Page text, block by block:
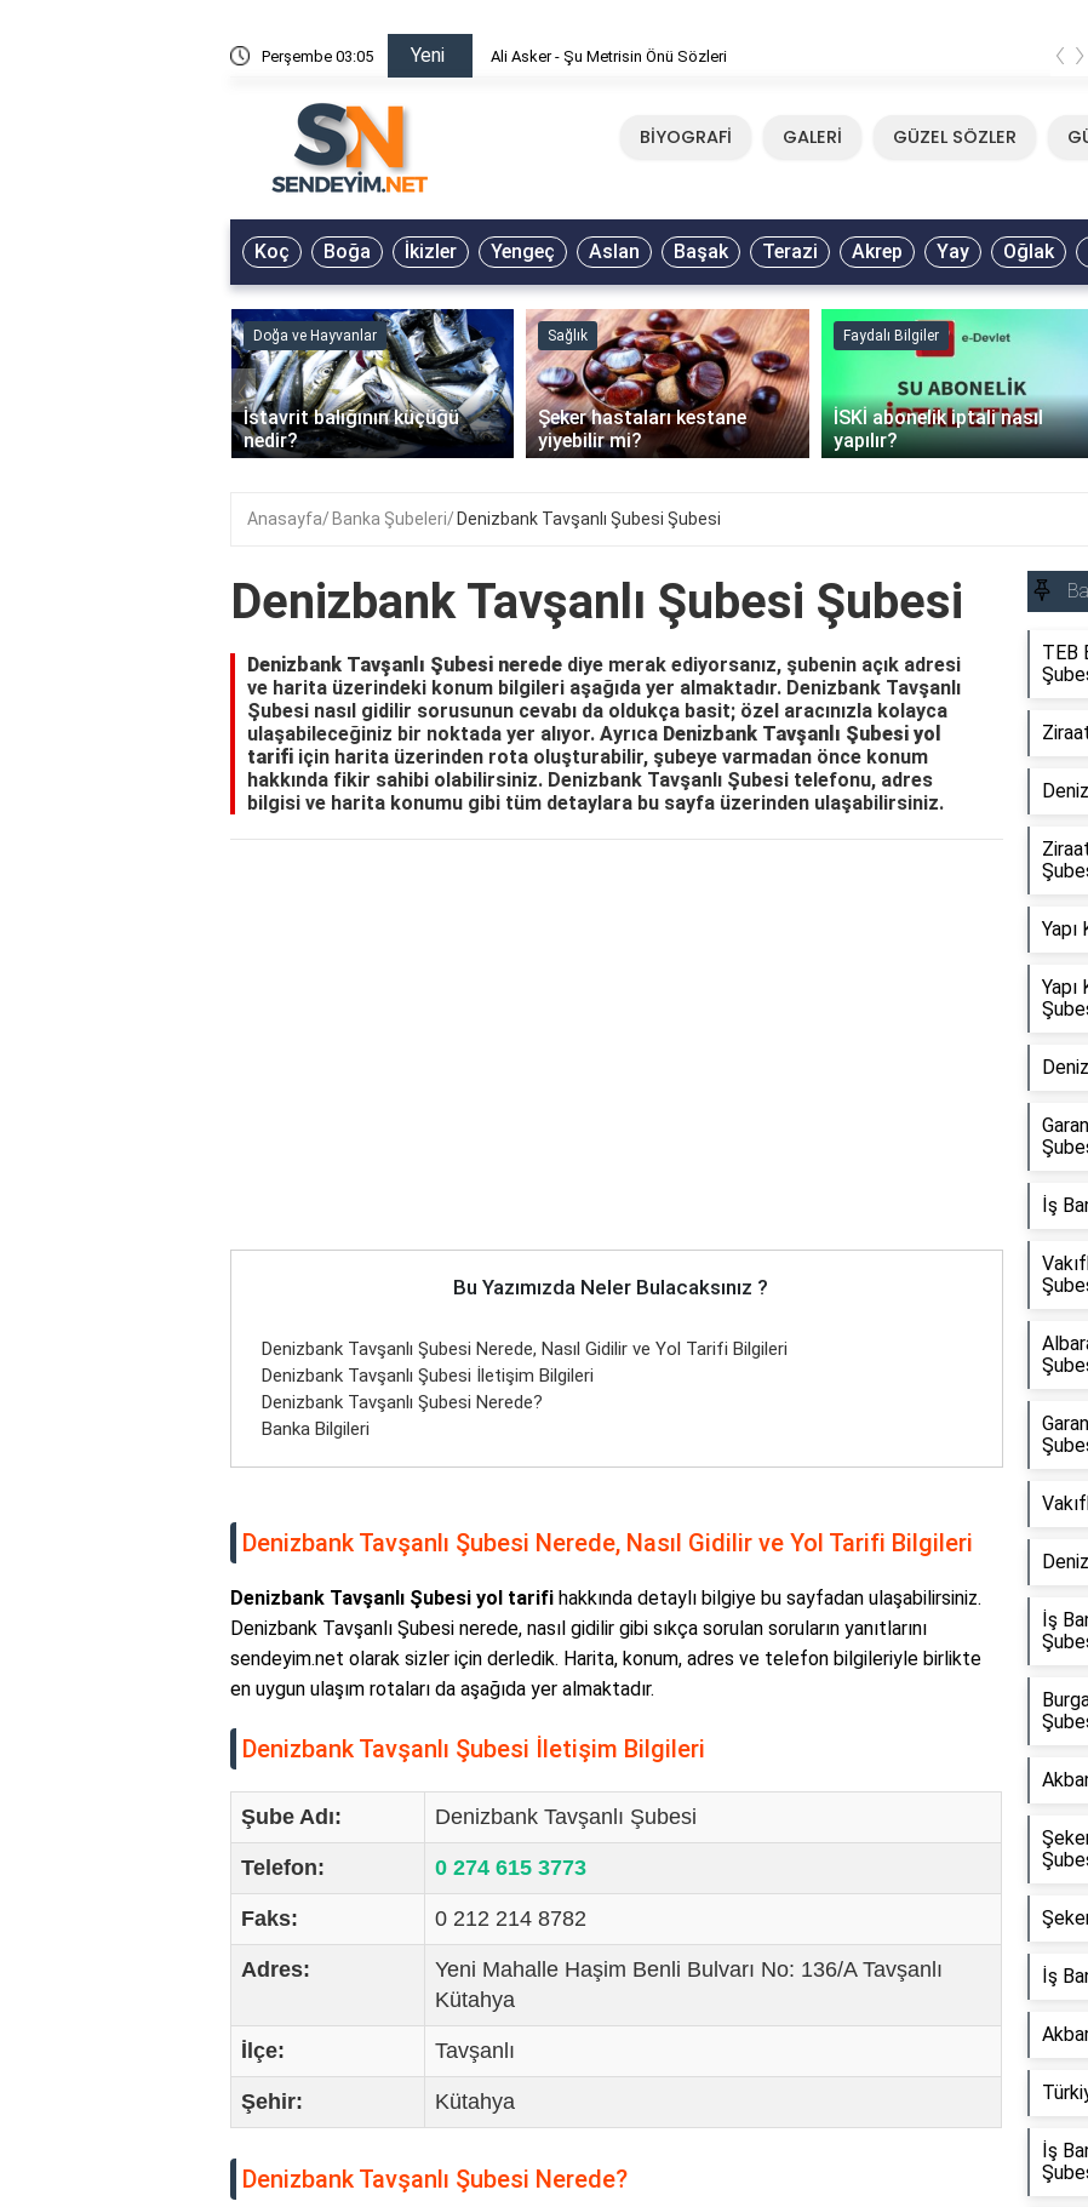
Perşembe 03:05 Yeni Ali Asker - Şu Metrisin Önü Sözleri ‹ ›
BİYOGRAFİ GALERİ GÜZEL SÖZLER
Koç Boğa İkizler Yengeç Aslan Başak Terazi Akrep Yay Oğlak
Doğa ve Hayvanlar
İstavrit balığının küçüğü
nedir?
Sağlık
Şeker hastaları kestane
yiyebilir mi?
Faydalı Bilgiler
İSKİ abonelik iptali nasıl
yapılır?
‹
Anasayfa Banka Şubeleri Denizbank Tavşanlı Şubesi Şubesi
Denizbank Tavşanlı Şubesi Şubesi
Denizbank Tavşanlı Şubesi nerede diye merak ediyorsanız, şubenin açık adresi
ve harita üzerindeki konum bilgileri aşağıda yer almaktadır. Denizbank Tavşanlı
Şubesi nasıl gidilir sorusunun cevabı da oldukça basit; özel aracınızla kolayca
ulaşabileceğiniz bir noktada yer alıyor. Ayrıca Denizbank Tavşanlı Şubesi yol
tarifi için harita üzerinden rota oluşturabilir, şubeye varmadan önce konum
hakkında fikir sahibi olabilirsiniz. Denizbank Tavşanlı Şubesi telefonu, adres
bilgisi ve harita konumu gibi tüm detaylara bu sayfa üzerinden ulaşabilirsiniz.
Bu Yazımızda Neler Bulacaksınız ?
Denizbank Tavşanlı Şubesi Nerede, Nasıl Gidilir ve Yol Tarifi Bilgileri
Denizbank Tavşanlı Şubesi İletişim Bilgileri
Denizbank Tavşanlı Şubesi Nerede?
Banka Bilgileri
Denizbank Tavşanlı Şubesi Nerede, Nasıl Gidilir ve Yol Tarifi Bilgileri
Denizbank Tavşanlı Şubesi yol tarifi hakkında detaylı bilgiye bu sayfadan ulaşabilirsiniz.
Denizbank Tavşanlı Şubesi nerede, nasıl gidilir gibi sıkça sorulan soruların yanıtlarını
sendeyim.net olarak sizler için derledik. Harita, konum, adres ve telefon bilgileriyle birlikte
en uygun ulaşım rotaları da aşağıda yer almaktadır.
Denizbank Tavşanlı Şubesi İletişim Bilgileri
Şube Adı: Denizbank Tavşanlı Şubesi
Telefon: 0 274 615 3773
Faks: 0 212 214 8782
Adres:
Yeni Mahalle Haşim Benli Bulvarı No: 136/A Tavşanlı
Kütahya
İlçe: Tavşanlı
Şehir: Kütahya
Denizbank Tavşanlı Şubesi Nerede?
TEB
Yapı
İş
İş
İş
İş